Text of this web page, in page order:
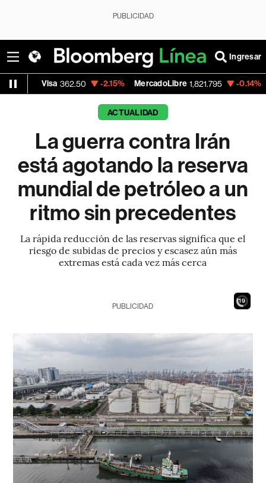
PUBLICIDAD
Ingresar
-2.15% MercadoLibre 1,821.795 -0.14% Banco de
ACTUALIDAD
La guerra contra Irán
está agotando la reserva
mundial de petróleo a un
ritmo sin precedentes
La rápida reducción de las reservas significa que el
riesgo de subidas de precios y escasez aún más
extremas está cada vez más cerca
17
PUBLICIDAD